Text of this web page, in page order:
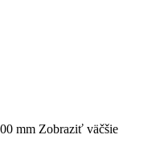
Zobraziť väčšie